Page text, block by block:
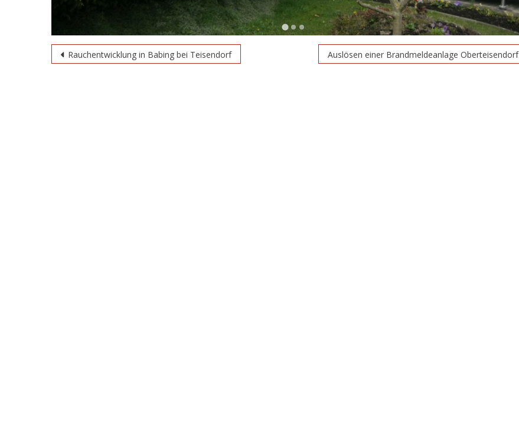
Beitragsnavigation
Rauchentwicklung in Babing bei Teisendorf Auslösen einer Brandmeldeanlage Oberteisendorf